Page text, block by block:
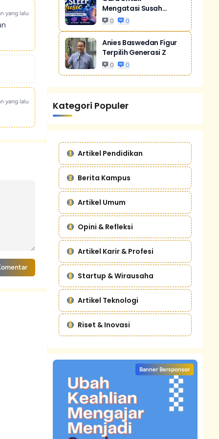
yang lalu
yang lalu
Mengatasi Susah
Tidur Akibat Stres
0 0
Anies Baswedan Figur
Terpilih Generasi Z
0 0
Kategori Populer
Artikel Pendidikan
Berita Kampus
Artikel Umum
Opini & Refleksi
Artikel Karir & Profesi
Startup & Wirausaha
Artikel Teknologi
Riset & Inovasi
Banner Bersponsor